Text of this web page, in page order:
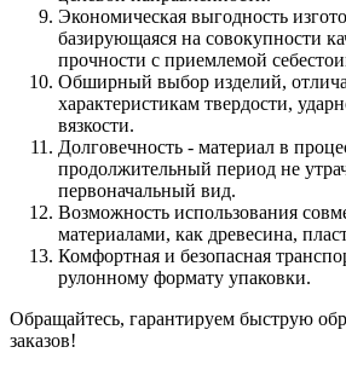
Экономическая выгодность
базирующаяся на совокупности
прочности с приемлемой
Обширный выбор изделий,
характеристикам твердости,
вязкости.
Долговечность - материал в
продолжительный период не
первоначальный вид.
Возможность использования
материалами, как древесина,
Комфортная и безопасная
рулонному формату упаковки.
Обращайтесь, гарантируем быструю
заказов!